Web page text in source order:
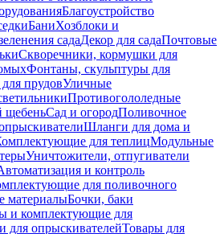
Благоустройство
БаниХозблоки и
садаДекор для садаПочтовые
Скворечники, кормушки для
Фонтаны, скульптуры для
прудовУличные
Противогололедные
щебеньСад и огородПоливочное
Шланги для дома и
для теплицМодульные
Уничтожители, отпугиватели
и контроль
для поливочного
материалыБочки, баки
и комплектующие для
для опрыскивателейТовары для